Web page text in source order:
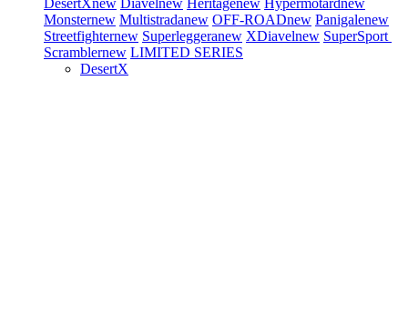
DesertXnew Diavelnew Heritagenew Hypermotardnew
Monsternew Multistradanew OFF-ROADnew Panigalenew
Streetfighternew Superleggeranew XDiavelnew SuperSport
Scramblernew LIMITED SERIES
DesertX